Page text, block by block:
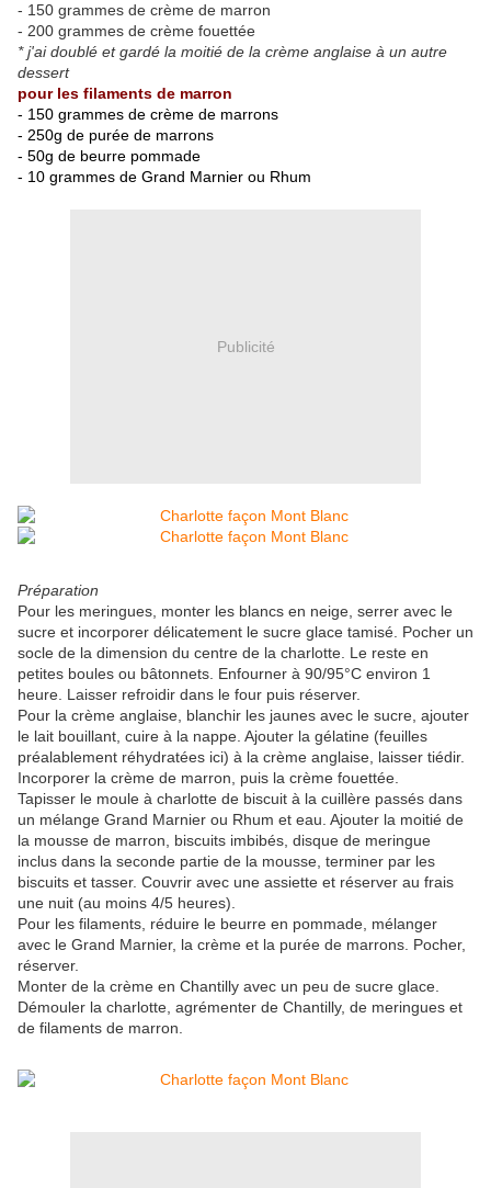
- 150 grammes de crème de marron
- 200 grammes de crème fouettée
* j'ai doublé et gardé la moitié de la crème anglaise à un autre
dessert
pour les filaments de marron
- 150 grammes de crème de marrons
- 250g de purée de marrons
- 50g de beurre pommade
- 10 grammes de Grand Marnier ou Rhum
Publicité
Préparation
Pour les meringues, monter les blancs en neige, serrer avec le
sucre et incorporer délicatement le sucre glace tamisé. Pocher un
socle de la dimension du centre de la charlotte. Le reste en
petites boules ou bâtonnets. Enfourner à 90/95°C environ 1
heure. Laisser refroidir dans le four puis réserver.
Pour la crème anglaise, blanchir les jaunes avec le sucre, ajouter
le lait bouillant, cuire à la nappe. Ajouter la gélatine (feuilles
préalablement réhydratées ici) à la crème anglaise, laisser tiédir.
Incorporer la crème de marron, puis la crème fouettée.
Tapisser le moule à charlotte de biscuit à la cuillère passés dans
un mélange Grand Marnier ou Rhum et eau. Ajouter la moitié de
la mousse de marron, biscuits imbibés, disque de meringue
inclus dans la seconde partie de la mousse, terminer par les
biscuits et tasser. Couvrir avec une assiette et réserver au frais
une nuit (au moins 4/5 heures).
Pour les filaments, réduire le beurre en pommade, mélanger
avec le Grand Marnier, la crème et la purée de marrons. Pocher,
réserver.
Monter de la crème en Chantilly avec un peu de sucre glace.
Démouler la charlotte, agrémenter de Chantilly, de meringues et
de filaments de marron.